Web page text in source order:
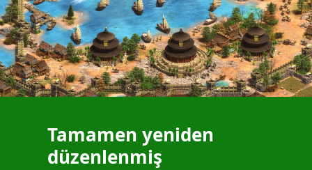
Tamamen yeniden
düzenlenmiş